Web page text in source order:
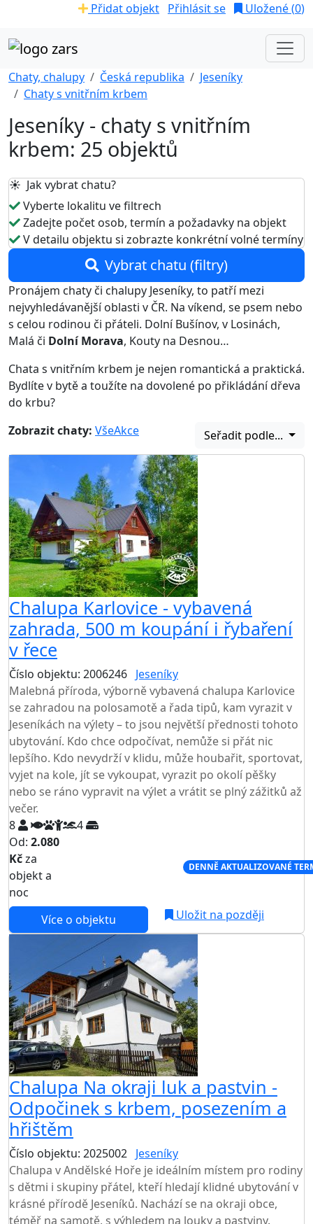
Přidat objekt Přihlásit se Uložené (0)
Chaty, chalupy Česká republika
Jeseníky
Chaty s vnitřním krbem
Jeseníky - chaty s vnitřním
krbem: 25 objektů
☀️ Jak vybrat chatu?
Vyberte lokalitu ve filtrech
Zadejte počet osob, termín a požadavky na objekt
V detailu objektu si zobrazte konkrétní volné termíny
Vybrat chatu (filtry)
Pronájem chaty či chalupy Jeseníky, to patří mezi
nejvyhledávanější oblasti v ČR. Na víkend, se psem nebo
s celou rodinou či přáteli. Dolní Bušínov, v Losinách,
Malá či Dolní Morava, Kouty na Desnou…
Chata s vnitřním krbem je nejen romantická a praktická.
Bydlíte v bytě a toužíte na dovolené po přikládání dřeva
do krbu?
Zobrazit chaty: VšeAkce Seřadit podle...
Chalupa Karlovice - vybavená
zahrada, 500 m koupání i řybaření
v řece
Číslo objektu: 2006246 Jeseníky
Malebná příroda, výborně vybavená chalupa Karlovice
se zahradou na polosamotě a řada tipů, kam vyrazit v
Jeseníkách na výlety – to jsou největší přednosti tohoto
ubytování. Kdo chce odpočívat, nemůže si přát nic
lepšího. Kdo nevydrží v klidu, může houbařit, sportovat,
vyjet na kole, jít se vykoupat, vyrazit po okolí pěšky
nebo se ráno vypravit na výlet a vrátit se plný zážitků až
večer.
8
4
Od: 2.080
Kčza
objekt a
noc
DENNĚ AKTUALIZOVANÉ
Více o objektu Uložit na později
Chalupa Na okraji luk a pastvin -
Odpočinek s krbem, posezením a
hřištěm
Číslo objektu: 2025002 Jeseníky
Chalupa v Andělské Hoře je ideálním místem pro rodiny
s dětmi i skupiny přátel, kteří hledají klidné ubytování v
krásné přírodě Jeseníků. Nachází se na okraji obce,
téměř na samotě, s výhledem na louky a pastviny.